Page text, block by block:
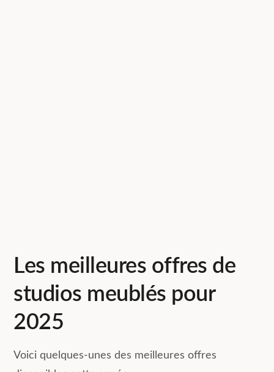
Les meilleures offres de
studios meublés pour
2025
Voici quelques-unes des meilleures offres